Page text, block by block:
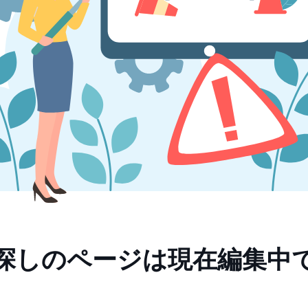
しのページは現在編集中